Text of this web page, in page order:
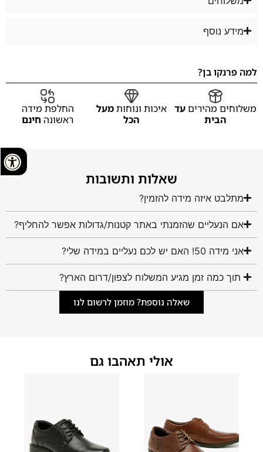
מידע נוסף
למה פרנקו בן?
משלוחים מהיריםעד
הבית
איכות ונוחותמעל
הכל
החלפת מידה
ראשונה חינם
שאלות ותשובות
מתלבט איזה מידה להזמין?
אם הנעליים שהזמנתי באתר קטנות/גדולות אפשר להחליף?
אני מידה 50! האם יש לכם נעליים במידה שלי?
תוך כמה זמן מגיע המשלוח לצפון/דרום הארץ?
שאלה נוספת? מוזמן לרשום לנו
אולי תאהבו גם